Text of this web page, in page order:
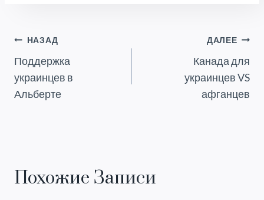
Навигация
По
Записям
НАЗАД
Поддержка
украинцев в
Альберте
ДАЛЕЕ
Канада для
украинцев VS
афганцев
Похожие Записи